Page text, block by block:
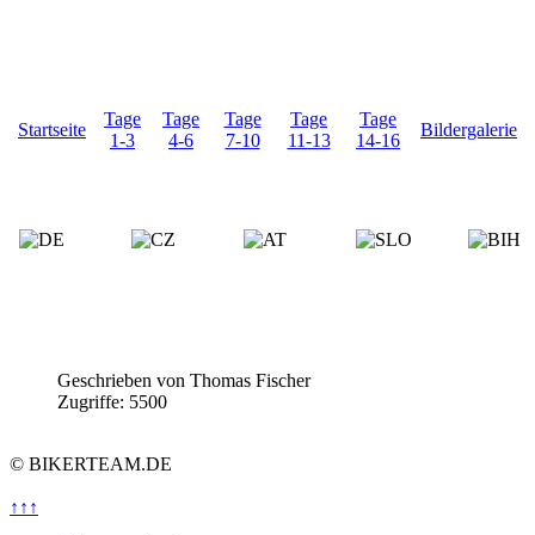
Startseite
Tage
1-3
Tage
4-6
Tage
7-10
Tage
11-13
Tage
14-16
Bildergalerie
Geschrieben von Thomas Fischer
Zugriffe: 5500
© BIKERTEAM.DE
↑↑↑